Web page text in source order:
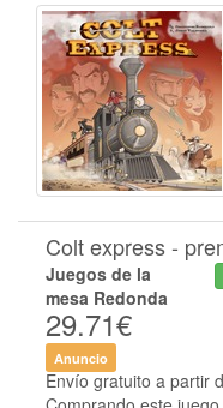
Colt express -
Juegos de la
mesa Redonda
29.71€
Anuncio
Envío gratuito a partir